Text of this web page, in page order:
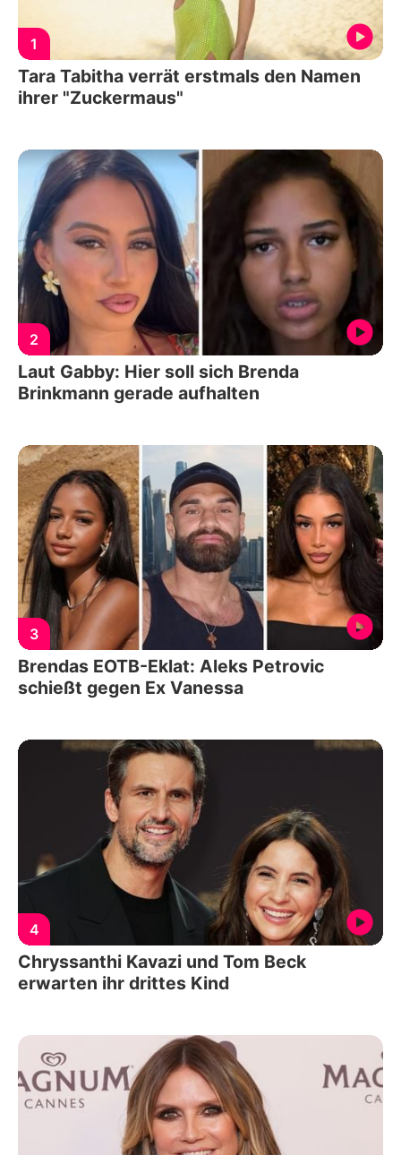
1
Tara Tabitha verrät erstmals den Namen
ihrer "Zuckermaus"
2
Laut Gabby: Hier soll sich Brenda
Brinkmann gerade aufhalten
3
Brendas EOTB-Eklat: Aleks Petrovic
schießt gegen Ex Vanessa
4
Chryssanthi Kavazi und Tom Beck
erwarten ihr drittes Kind